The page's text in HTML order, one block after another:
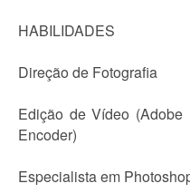
HABILIDADES
Direção de Fotografia
Edição de Vídeo (Adobe
Encoder)
Especialista em